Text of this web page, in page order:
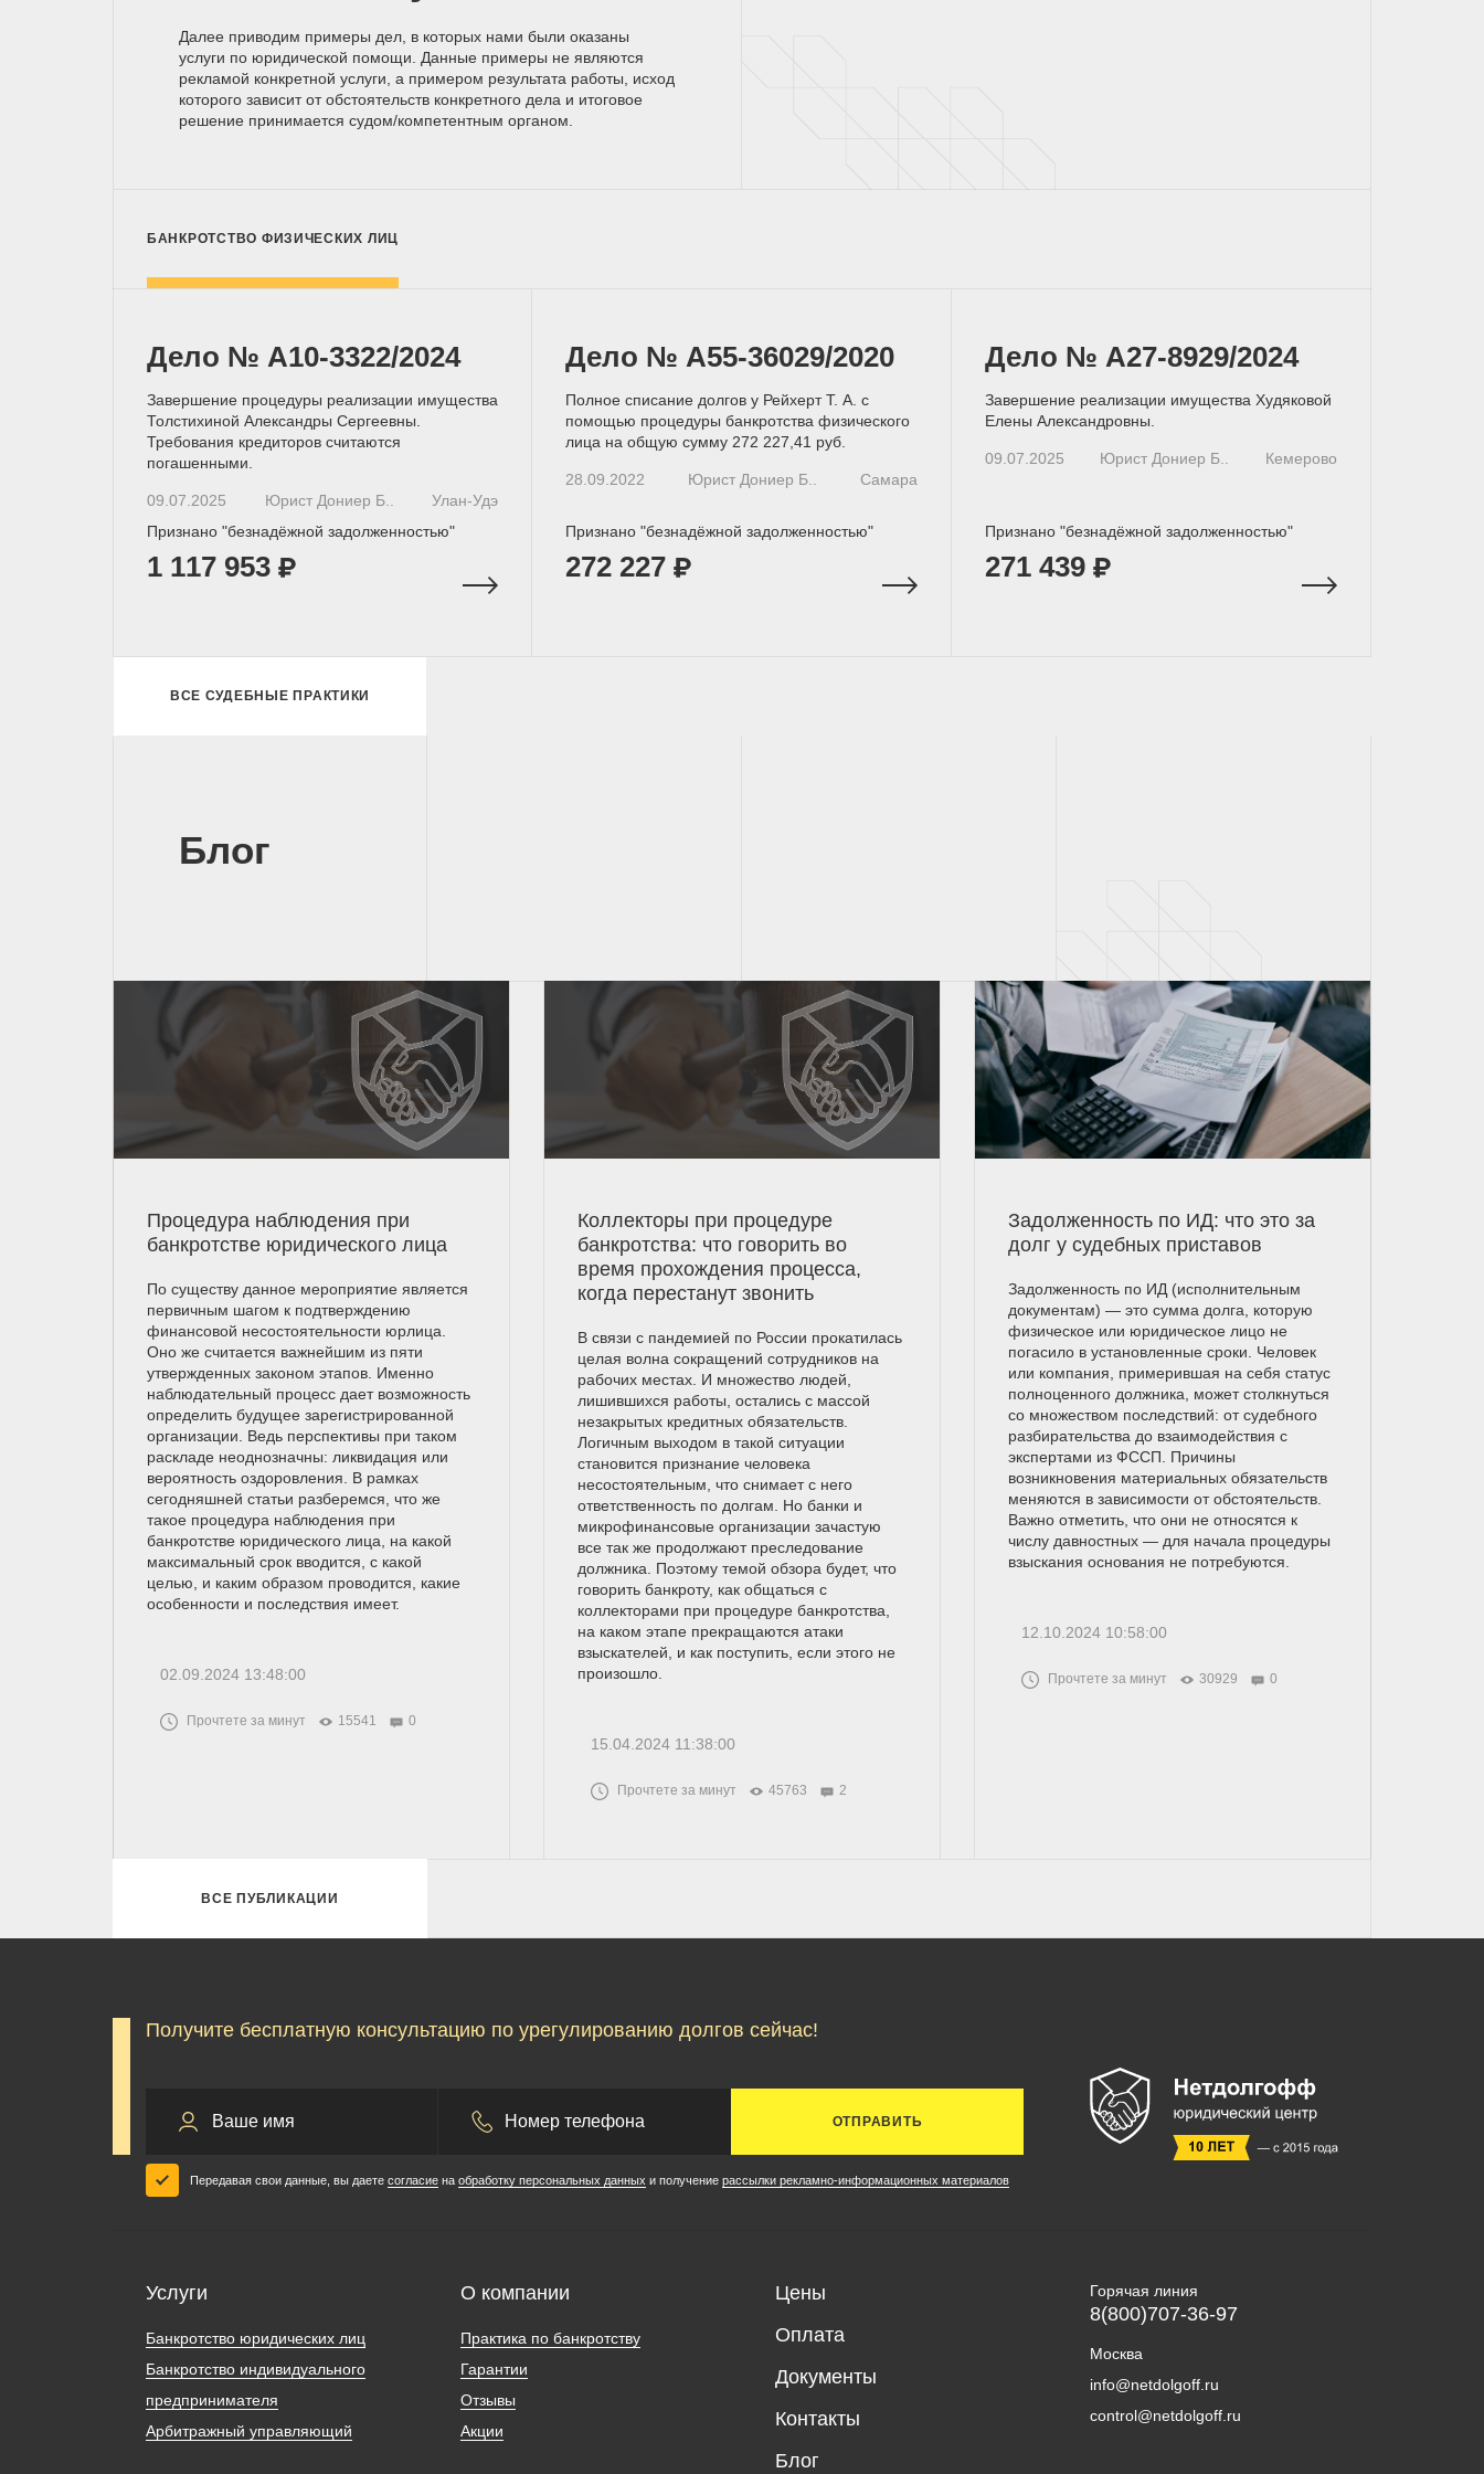
Далее приводим примеры дел, в которых нами были оказаны
услуги по юридической помощи. Данные примеры не являются
рекламой конкретной услуги, а примером результата работы, исход
которого зависит от обстоятельств конкретного дела и итоговое
решение принимается судом/компетентным органом.
БАНКРОТСТВО ФИЗИЧЕСКИХ ЛИЦ
Дело № А10-3322/2024
Завершение процедуры реализации имущества
Толстихиной Александры Сергеевны.
Требования кредиторов считаются
погашенными.
09.07.2025 Юрист Дониер Б..
Улан-Удэ
Признано "безнадёжной задолженностью"
1 117 953
Дело № А55-36029/2020
Полное списание долгов у Рейхерт Т. А. с
помощью процедуры банкротства физического
лица на общую сумму 272 227,41 руб.
28.09.2022 Юрист Дониер Б.. Самара
Признано "безнадёжной задолженностью"
272 227
Дело № А27-8929/2024
Завершение реализации имущества Худяковой
Елены Александровны.
09.07.2025 Юрист Дониер Б.. Кемерово
Признано "безнадёжной задолженностью"
271 439
ВСЕ СУДЕБНЫЕ ПРАКТИКИ
Блог
Процедура наблюдения при
банкротстве юридического лица
По существу данное мероприятие является
первичным шагом к подтверждению
финансовой несостоятельности юрлица.
Оно же считается важнейшим из пяти
утвержденных законом этапов. Именно
наблюдательный процесс дает возможность
определить будущее зарегистрированной
организации. Ведь перспективы при таком
раскладе неоднозначны: ликвидация или
вероятность оздоровления. В рамках
сегодняшней статьи разберемся, что же
такое процедура наблюдения при
банкротстве юридического лица, на какой
максимальный срок вводится, с какой
целью, и каким образом проводится, какие
особенности и последствия имеет.
02.09.2024 13:48:00
Прочтете за минут 15541 0
Коллекторы при процедуре
банкротства: что говорить во
время прохождения процесса,
когда перестанут звонить
В связи с пандемией по России прокатилась
целая волна сокращений сотрудников на
рабочих местах. И множество людей,
лишившихся работы, остались с массой
незакрытых кредитных обязательств.
Логичным выходом в такой ситуации
становится признание человека
несостоятельным, что снимает с него
ответственность по долгам. Но банки и
микрофинансовые организации зачастую
все так же продолжают преследование
должника. Поэтому темой обзора будет, что
говорить банкроту, как общаться с
коллекторами при процедуре банкротства,
на каком этапе прекращаются атаки
взыскателей, и как поступить, если этого не
произошло.
15.04.2024 11:38:00
Прочтете за минут 45763 2
Задолженность по ИД: что это за
долг у судебных приставов
Задолженность по ИД (исполнительным
документам) — это сумма долга, которую
физическое или юридическое лицо не
погасило в установленные сроки. Человек
или компания, примерившая на себя статус
полноценного должника, может столкнуться
со множеством последствий: от судебного
разбирательства до взаимодействия с
экспертами из ФССП. Причины
возникновения материальных обязательств
меняются в зависимости от обстоятельств.
Важно отметить, что они не относятся к
числу давностных — для начала процедуры
взыскания основания не потребуются.
12.10.2024 10:58:00
Прочтете за минут 30929 0
ВСЕ ПУБЛИКАЦИИ
Получите бесплатную консультацию по урегулированию долгов сейчас!
ОТПРАВИТЬ
Передавая свои данные, вы даете согласие на обработку персональных данных и получение рассылки рекламно-информационных материалов
Услуги
Банкротство юридических лиц
Банкротство индивидуального
предпринимателя
Арбитражный управляющий
О компании
Практика по банкротству
Гарантии
Отзывы
Акции
Цены
Оплата
Документы
Контакты
Блог
Горячая линия
8(800)707-36-97
Москва
info@netdolgoff.ru
control@netdolgoff.ru